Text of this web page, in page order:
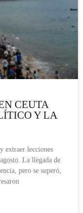
CEUTA
Y LA
extraer lecciones
La llegada de
pero se superó,